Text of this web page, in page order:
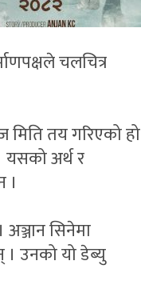
चलचित्र
मिति तय गरिएको हो
यसको अर्थ र
।
सिनेमा
। उनको यो डेब्यु